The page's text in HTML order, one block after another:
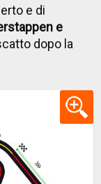
e di
e
dopo la